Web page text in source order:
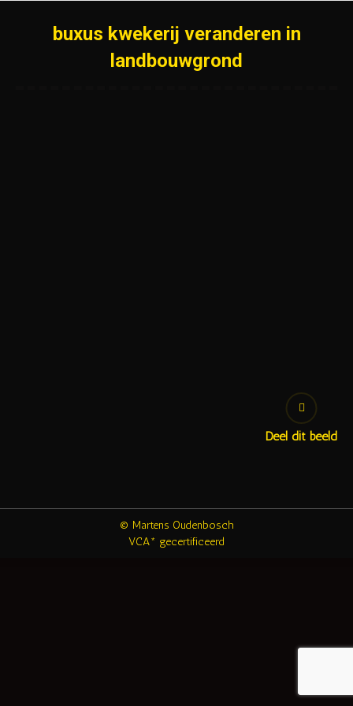
buxus kwekerij veranderen in
landbouwgrond
Deel dit beeld
© Martens Oudenbosch
VCA* gecertificeerd